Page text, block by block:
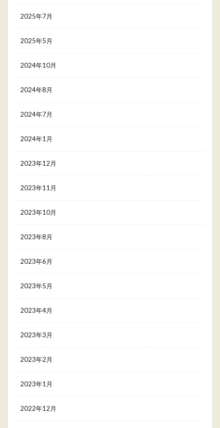
2025年7月
2025年5月
2024年10月
2024年8月
2024年7月
2024年1月
2023年12月
2023年11月
2023年10月
2023年8月
2023年6月
2023年5月
2023年4月
2023年3月
2023年2月
2023年1月
2022年12月